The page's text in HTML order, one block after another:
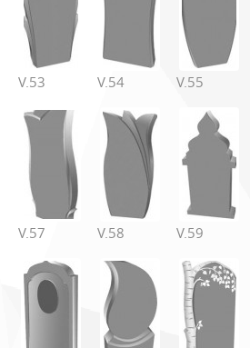
V.53 V.54 V.55
V.57 V.58 V.59